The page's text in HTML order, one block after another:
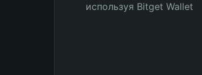
используя Bitget Wallet